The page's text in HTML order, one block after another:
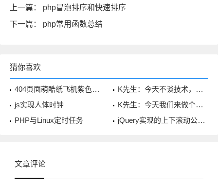
上一篇： php冒泡排序和快速排序
下一篇： php常用函数总结
猜你喜欢
404页面萌酷纸飞机紫色星空背景
K先生：今天不谈技术，来聊聊心情
js实现人体时钟
K先生：今天我们来做个约定吧
PHP与Linux定时任务
jQuery实现的上下滚动公告栏
文章评论